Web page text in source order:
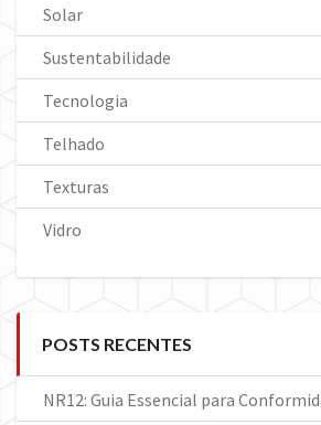
Solar
Sustentabilidade
Tecnologia
Telhado
Texturas
Vidro
POSTS RECENTES
NR12: Guia Essencial para